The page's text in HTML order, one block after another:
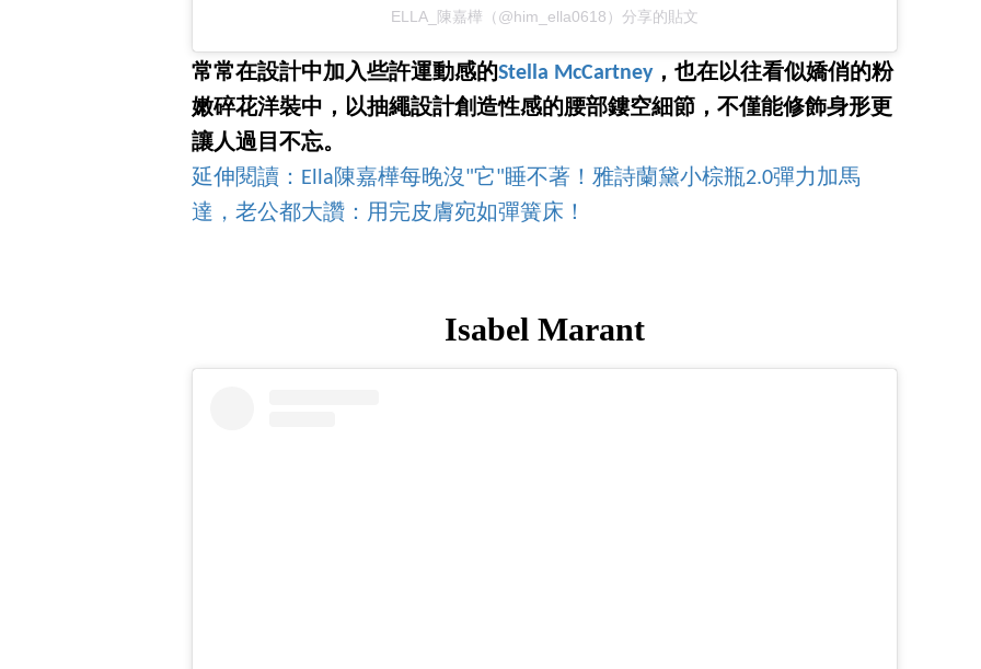
ELLA_陳嘉樺（@him_ella0618）分享的貼文
常常在設計中加入些許運動感的Stella McCartney，也在以往看似嬌俏的粉
嫩碎花洋裝中，以抽繩設計創造性感的腰部鏤空細節，不僅能修飾身形更
讓人過目不忘。
延伸閱讀：Ella陳嘉樺每晚沒"它"睡不著！雅詩蘭黛小棕瓶2.0彈力加馬
達，老公都大讚：用完皮膚宛如彈簧床！
Isabel Marant